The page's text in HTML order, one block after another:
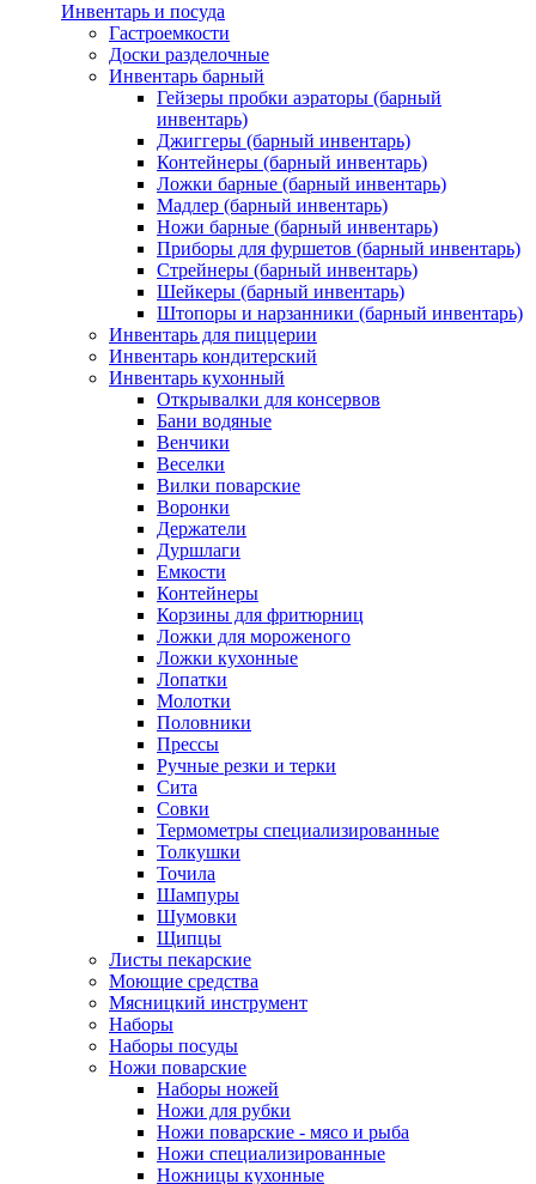
Инвентарь и посуда
Гастроемкости
Доски разделочные
Инвентарь барный
Гейзеры пробки аэраторы (барный
инвентарь)
Джиггеры (барный инвентарь)
Контейнеры (барный инвентарь)
Ложки барные (барный инвентарь)
Мадлер (барный инвентарь)
Ножи барные (барный инвентарь)
Приборы для фуршетов (барный инвентарь)
Стрейнеры (барный инвентарь)
Шейкеры (барный инвентарь)
Штопоры и нарзанники (барный инвентарь)
Инвентарь для пиццерии
Инвентарь кондитерский
Инвентарь кухонный
Открывалки для консервов
Бани водяные
Венчики
Веселки
Вилки поварские
Воронки
Держатели
Дуршлаги
Емкости
Контейнеры
Корзины для фритюрниц
Ложки для мороженого
Ложки кухонные
Лопатки
Молотки
Половники
Прессы
Ручные резки и терки
Сита
Совки
Термометры специализированные
Толкушки
Точила
Шампуры
Шумовки
Щипцы
Листы пекарские
Моющие средства
Мясницкий инструмент
Наборы
Наборы посуды
Ножи поварские
Наборы ножей
Ножи для рубки
Ножи поварские - мясо и рыба
Ножи специализированные
Ножницы кухонные